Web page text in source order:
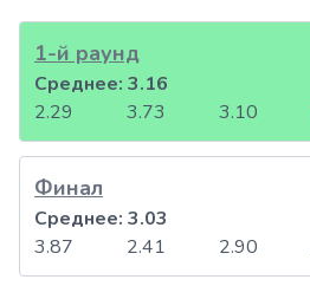
1-й раунд
2.29 3.73 3.10
Среднее: 3.16
Финал
3.87 2.41 2.90
Среднее: 3.03